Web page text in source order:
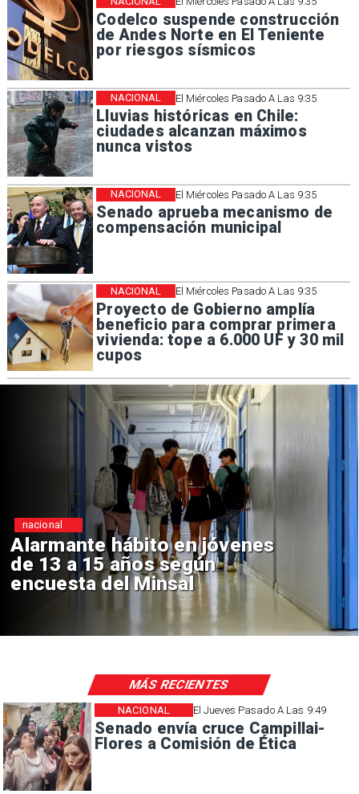
Codelco suspende construcción
de Andes Norte en El Teniente
por riesgos sísmicos
El Miércoles Pasado A Las 9:35
Lluvias históricas en Chile:
ciudades alcanzan máximos
nunca vistos
NACIONAL
El Miércoles Pasado A Las 9:35
Senado aprueba mecanismo de
compensación municipal
NACIONAL
El Miércoles Pasado A Las 9:35
Proyecto de Gobierno amplía
beneficio para comprar primera
vivienda: tope a 6.000 UF y 30 mil
cupos
NACIONAL
Aprueban creación del Parque
Sebastián Piñera con inversión
de $4 mil millones
Regiones
El Jueves Pasado A Las 9:49
Senado envía cruce Campillai-
Flores a Comisión de Ética
NACIONAL
MÁS RECIENTES